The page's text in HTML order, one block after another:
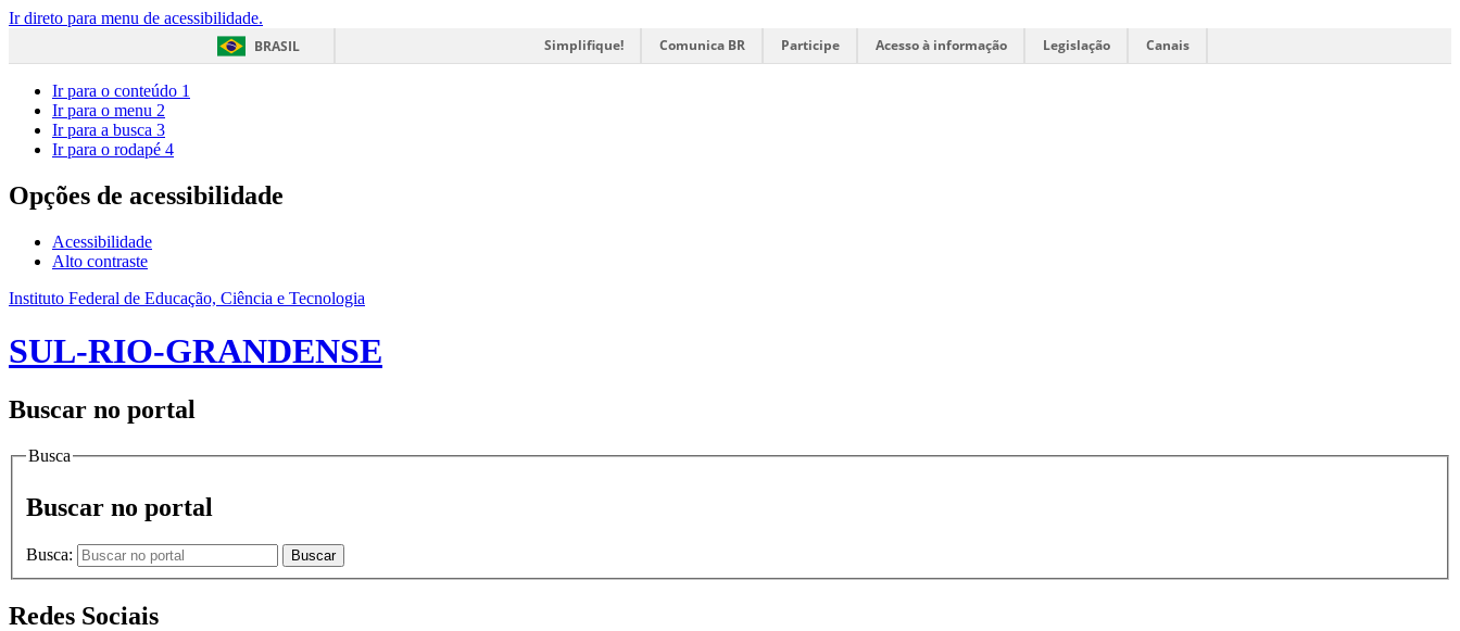
Ir direto para menu de acessibilidade.
BRASIL
Simplifique! Comunica BR Participe Acesso à informação Legislação Canais
Ir para o conteúdo 1
Ir para o menu 2
Ir para a busca 3
Ir para o rodapé 4
Opções de acessibilidade
Acessibilidade
Alto contraste
Instituto Federal de Educação, Ciência e Tecnologia
SUL-RIO-GRANDENSE
Buscar no portal
Busca
Buscar no portal
Busca: Buscar
Redes Sociais